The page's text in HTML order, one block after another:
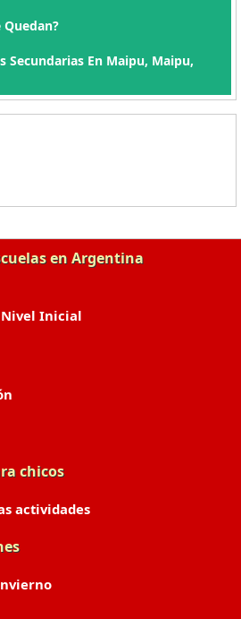
Quedan?
Secundarias En Maipu, Maipu,
en Argentina
Inicial
chicos
actividades